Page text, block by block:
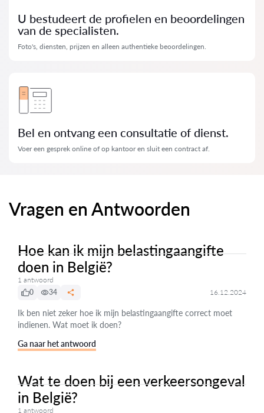
U bestudeert de profielen en beoordelingen
van de specialisten.
Foto's, diensten, prijzen en alleen authentieke beoordelingen.
Bel en ontvang een consultatie of dienst.
Voer een gesprek online of op kantoor en sluit een contract af.
Vragen en Antwoorden
Hoe kan ik mijn belastingaangifte
doen in België?
1 antwoord
0
34 16.12.2024
Ik ben niet zeker hoe ik mijn belastingaangifte correct moet
indienen. Wat moet ik doen?
Ga naar het antwoord
Wat te doen bij een verkeersongeval
in België?
1 antwoord